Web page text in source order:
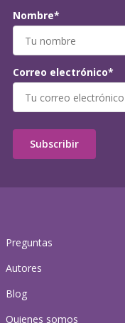
Preguntas
Autores
Blog
Quienes somos
Nombre*
Correo electrónico*
Subscribir